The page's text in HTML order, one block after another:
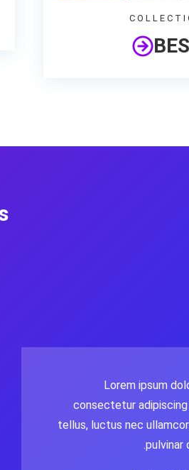
Lorem ipsum
consectetur
tellus, luctus nec
pulvinar